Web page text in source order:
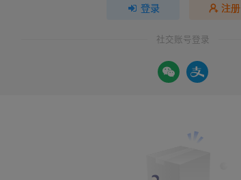
登录 注册
社交账号登录